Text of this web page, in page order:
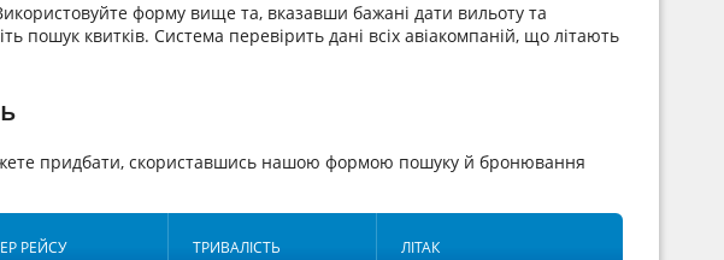
форму вище та, вказавши бажані дати вильоту та
пошук квитків. Система перевірить дані всіх авіакомпаній, що літають
придбати, скориставшись нашою формою пошуку й бронювання
РЕЙСУ ТРИВАЛІСТЬ ЛІТАК